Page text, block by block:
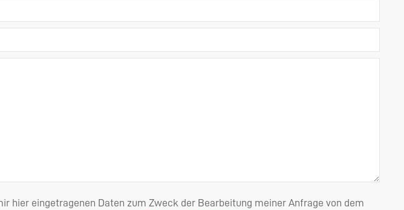
hier eingetragenen Daten zum Zweck der Bearbeitung meiner Anfrage von dem